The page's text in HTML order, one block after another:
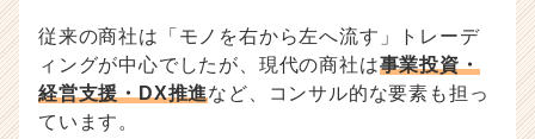
従来の商社は「モノを右から左へ流す」トレーデ
ィングが中心でしたが、現代の商社は事業投資・
経営支援・DX推進など、コンサル的な要素も担っ
ています。